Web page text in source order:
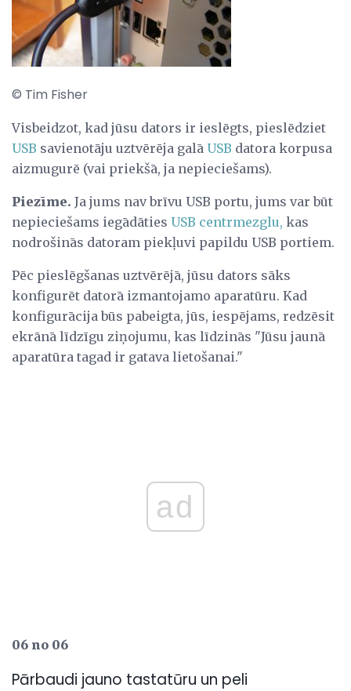
© Tim Fisher
Visbeidzot, kad jūsu dators ir ieslēgts, pieslēdziet
USB savienotāju uztvērēja galā USB datora korpusa
aizmugurē (vai priekšā, ja nepieciešams).
Piezīme. Ja jums nav brīvu USB portu, jums var būt
nepieciešams iegādāties USB centrmezglu, kas
nodrošinās datoram piekļuvi papildu USB portiem.
Pēc pieslēgšanas uztvērējā, jūsu dators sāks
konfigurēt datorā izmantojamo aparatūru. Kad
konfigurācija būs pabeigta, jūs, iespējams, redzēsit
ekrānā līdzīgu ziņojumu, kas līdzinās "Jūsu jaunā
aparatūra tagad ir gatava lietošanai."
ad
06 no 06
Pārbaudi jauno tastatūru un peli